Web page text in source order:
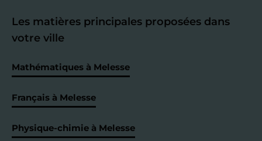
Les matières principales proposées dans
votre ville
Mathématiques à Melesse
Français à Melesse
Physique-chimie à Melesse